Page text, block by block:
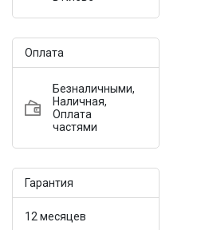
Оплата
Безналичными,
Наличная,
Оплата
частями
Гарантия
12 месяцев